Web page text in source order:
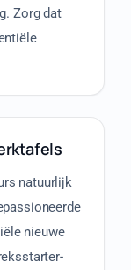
Zorg dat
natuurlijk
nieuwe